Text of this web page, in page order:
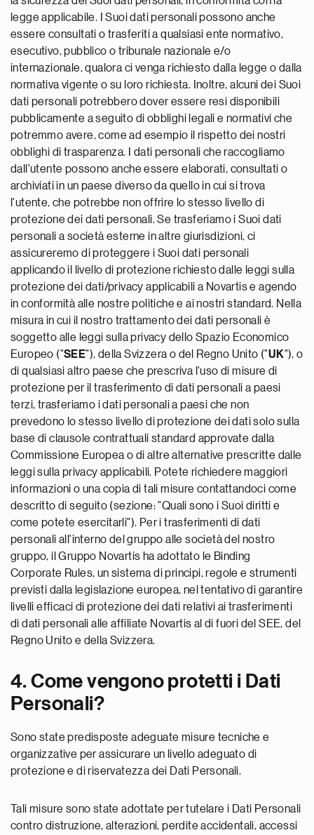
legge applicabile. I Suoi dati personali possono anche
essere consultati o trasferiti a qualsiasi ente normativo,
esecutivo, pubblico o tribunale nazionale e/o
internazionale, qualora ci venga richiesto dalla legge o dalla
normativa vigente o su loro richiesta. Inoltre, alcuni dei Suoi
dati personali potrebbero dover essere resi disponibili
pubblicamente a seguito di obblighi legali e normativi che
potremmo avere, come ad esempio il rispetto dei nostri
obblighi di trasparenza. I dati personali che raccogliamo
dall'utente possono anche essere elaborati, consultati o
archiviati in un paese diverso da quello in cui si trova
l'utente, che potrebbe non offrire lo stesso livello di
protezione dei dati personali. Se trasferiamo i Suoi dati
personali a società esterne in altre giurisdizioni, ci
assicureremo di proteggere i Suoi dati personali
applicando il livello di protezione richiesto dalle leggi sulla
protezione dei dati/privacy applicabili a Novartis e agendo
in conformità alle nostre politiche e ai nostri standard. Nella
misura in cui il nostro trattamento dei dati personali è
soggetto alle leggi sulla privacy dello Spazio Economico
Europeo ("SEE"), della Svizzera o del Regno Unito ("UK"), o
di qualsiasi altro paese che prescriva l'uso di misure di
protezione per il trasferimento di dati personali a paesi
terzi, trasferiamo i dati personali a paesi che non
prevedono lo stesso livello di protezione dei dati solo sulla
base di clausole contrattuali standard approvate dalla
Commissione Europea o di altre alternative prescritte dalle
leggi sulla privacy applicabili. Potete richiedere maggiori
informazioni o una copia di tali misure contattandoci come
descritto di seguito (sezione: "Quali sono i Suoi diritti e
come potete esercitarli"). Per i trasferimenti di dati
personali all'interno del gruppo alle società del nostro
gruppo, il Gruppo Novartis ha adottato le Binding
Corporate Rules, un sistema di principi, regole e strumenti
previsti dalla legislazione europea, nel tentativo di garantire
livelli efficaci di protezione dei dati relativi ai trasferimenti
di dati personali alle affiliate Novartis al di fuori del SEE, del
Regno Unito e della Svizzera.
4. Come vengono protetti i Dati
Personali?
Sono state predisposte adeguate misure tecniche e
organizzative per assicurare un livello adeguato di
protezione e di riservatezza dei Dati Personali.
Tali misure sono state adottate per tutelare i Dati Personali
contro distruzione, alterazioni, perdite accidentali, accessi